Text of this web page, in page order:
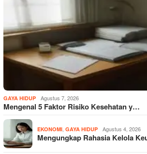
GAYA HIDUP Agustus 7, 2026
Mengenal 5 Faktor Risiko Kesehatan y…
EKONOMI GAYA HIDUP Agustus 4, 2026
Mengungkap Rahasia Kelola